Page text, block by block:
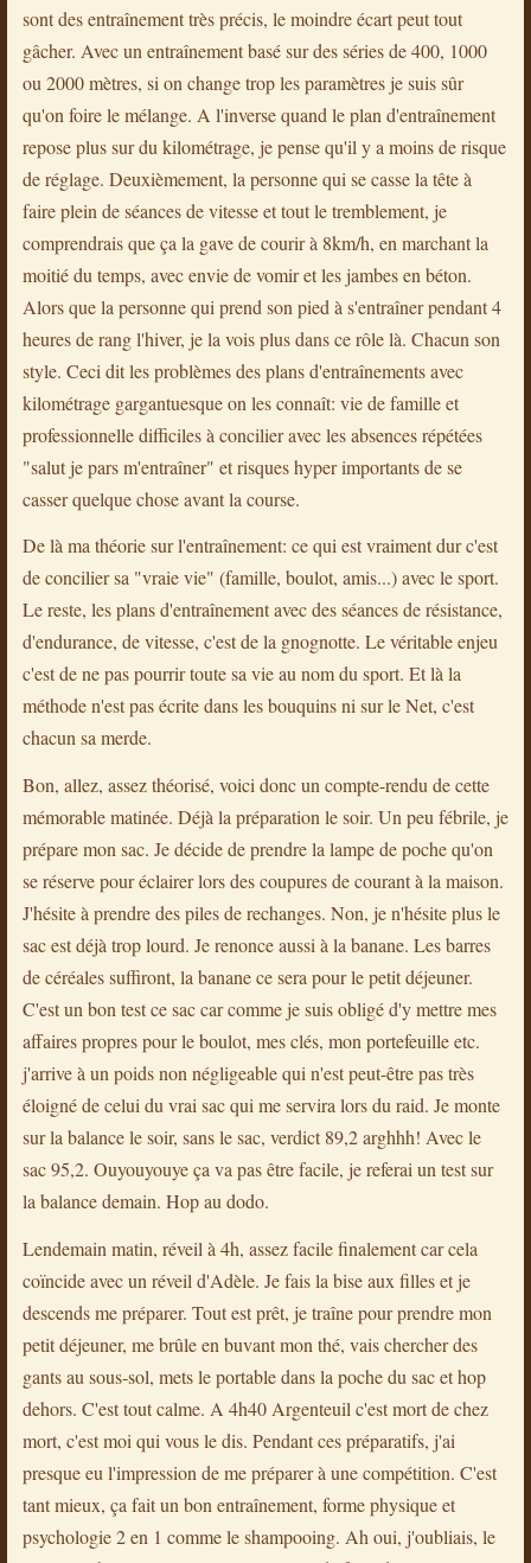
sont des entraînement très précis, le moindre écart peut tout
gâcher. Avec un entraînement basé sur des séries de 400, 1000
ou 2000 mètres, si on change trop les paramètres je suis sûr
qu'on foire le mélange. A l'inverse quand le plan d'entraînement
repose plus sur du kilométrage, je pense qu'il y a moins de risque
de réglage. Deuxièmement, la personne qui se casse la tête à
faire plein de séances de vitesse et tout le tremblement, je
comprendrais que ça la gave de courir à 8km/h, en marchant la
moitié du temps, avec envie de vomir et les jambes en béton.
Alors que la personne qui prend son pied à s'entraîner pendant 4
heures de rang l'hiver, je la vois plus dans ce rôle là. Chacun son
style. Ceci dit les problèmes des plans d'entraînements avec
kilométrage gargantuesque on les connaît: vie de famille et
professionnelle difficiles à concilier avec les absences répétées
"salut je pars m'entraîner" et risques hyper importants de se
casser quelque chose avant la course.
De là ma théorie sur l'entraînement: ce qui est vraiment dur c'est
de concilier sa "vraie vie" (famille, boulot, amis...) avec le sport.
Le reste, les plans d'entraînement avec des séances de résistance,
d'endurance, de vitesse, c'est de la gnognotte. Le véritable enjeu
c'est de ne pas pourrir toute sa vie au nom du sport. Et là la
méthode n'est pas écrite dans les bouquins ni sur le Net, c'est
chacun sa merde.
Bon, allez, assez théorisé, voici donc un compte-rendu de cette
mémorable matinée. Déjà la préparation le soir. Un peu fébrile, je
prépare mon sac. Je décide de prendre la lampe de poche qu'on
se réserve pour éclairer lors des coupures de courant à la maison.
J'hésite à prendre des piles de rechanges. Non, je n'hésite plus le
sac est déjà trop lourd. Je renonce aussi à la banane. Les barres
de céréales suffiront, la banane ce sera pour le petit déjeuner.
C'est un bon test ce sac car comme je suis obligé d'y mettre mes
affaires propres pour le boulot, mes clés, mon portefeuille etc.
j'arrive à un poids non négligeable qui n'est peut-être pas très
éloigné de celui du vrai sac qui me servira lors du raid. Je monte
sur la balance le soir, sans le sac, verdict 89,2 arghhh! Avec le
sac 95,2. Ouyouyouye ça va pas être facile, je referai un test sur
la balance demain. Hop au dodo.
Lendemain matin, réveil à 4h, assez facile finalement car cela
coïncide avec un réveil d'Adèle. Je fais la bise aux filles et je
descends me préparer. Tout est prêt, je traîne pour prendre mon
petit déjeuner, me brûle en buvant mon thé, vais chercher des
gants au sous-sol, mets le portable dans la poche du sac et hop
dehors. C'est tout calme. A 4h40 Argenteuil c'est mort de chez
mort, c'est moi qui vous le dis. Pendant ces préparatifs, j'ai
presque eu l'impression de me préparer à une compétition. C'est
tant mieux, ça fait un bon entraînement, forme physique et
psychologie 2 en 1 comme le shampooing. Ah oui, j'oubliais, le